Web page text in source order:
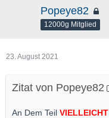
Popeye82
12000g Mitglied
23. August 2021
Zitat von Popeye82
An Dem Teil VIELLEICHT